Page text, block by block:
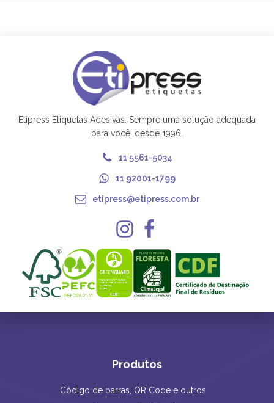
Etipress Etiquetas Adesivas. Sempre uma solução adequada
para você, desde 1996.
11 5561-5034
11 92001-1799
etipress@etipress.com.br
Produtos
Código de barras, QR Code e outros